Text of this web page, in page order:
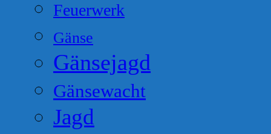
Feuerwerk
Gänse
Gänsejagd
Gänsewacht
Jagd